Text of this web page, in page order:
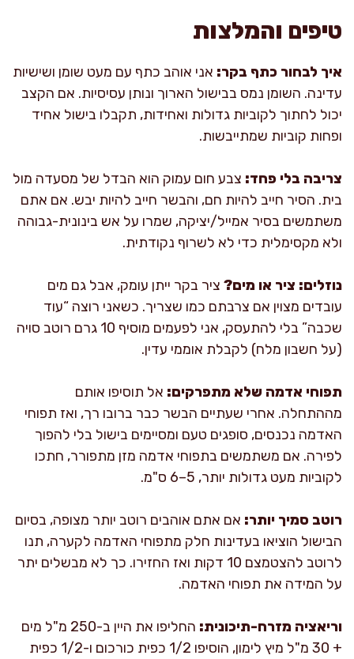
טיפים והמלצות
איך לבחור כתף בקר: אני אוהב כתף עם מעט שומן ושישיות
עדינה. השומן נמס בבישול הארוך ונותן עסיסיות. אם הקצב
יכול לחתוך לקוביות גדולות ואחידות, תקבלו בישול אחיד
ופחות קוביות שמתייבשות.
צריבה בלי פחד: צבע חום עמוק הוא הבדל של מסעדה מול
בית. הסיר חייב להיות חם, והבשר חייב להיות יבש. אם אתם
משתמשים בסיר אמייל/יציקה, שמרו על אש בינונית-גבוהה
ולא מקסימלית כדי לא לשרוף נקודתית.
נוזלים: ציר או מים? ציר בקר ייתן עומק, אבל גם מים
עובדים מצוין אם צרבתם כמו שצריך. כשאני רוצה “עוד
שכבה” בלי להתעסק, אני לפעמים מוסיף 10 גרם רוטב סויה
(על חשבון מלח) לקבלת אוממי עדין.
תפוחי אדמה שלא מתפרקים: אל תוסיפו אותם
מההתחלה. אחרי שעתיים הבשר כבר ברובו רך, ואז תפוחי
האדמה נכנסים, סופגים טעם ומסיימים בישול בלי להפוך
לפירה. אם משתמשים בתפוחי אדמה מזן מתפורר, חתכו
לקוביות מעט גדולות יותר, 5–6 ס"מ.
רוטב סמיך יותר: אם אתם אוהבים רוטב יותר מצופה, בסיום
הבישול הוציאו בעדינות חלק מתפוחי האדמה לקערה, תנו
לרוטב להצטמצם 10 דקות ואז החזירו. כך לא מבשלים יתר
על המידה את תפוחי האדמה.
וריאציה מזרח-תיכונית:
החליפו את היין ב-250 מ"ל מים
+ 30 מ"ל מיץ לימון, הוסיפו 1/2 כפית כורכום ו-1/2 כפית